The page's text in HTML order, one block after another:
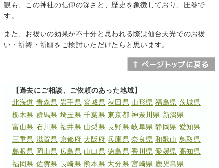
観も、この神社の信仰の深さと、歴史を象徴しており、圧巻で
す。
また、お祓いの効果が不十分と思われる際は仙台天光でのお祓
い・祈祷・祈願をご検討いただけたらと思います。
【過去にご相談、ご依頼のあった地域】
北海道 青森県 岩手県 宮城県 秋田県 山形県 福島県 茨城県
栃木県 群馬県 埼玉県 千葉県 東京都 神奈川県 新潟県
富山県 石川県 福井県 山梨県 長野県 岐阜県 静岡県 愛知県
三重県 滋賀県 京都府 大阪府 兵庫県 奈良県 和歌山 鳥取県
島根県 岡山県 広島県 山口県 徳島県 香川県 愛媛県 高知県
福岡県 佐賀県 長崎県 熊本県 大分県 宮崎県 鹿児島県